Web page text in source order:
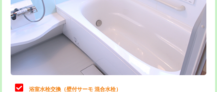
カメラ調査 33,000円
桝清掃 8,800円
止水・漏水調査・防水処理・清掃・修
理・調整・分解・加工など（軽作業）
止水・漏水調査・防水処理・清掃・修
理・調整・分解・加工など（中作業）
22,000円
浴室水栓交換（壁付サーモ 混合水栓）